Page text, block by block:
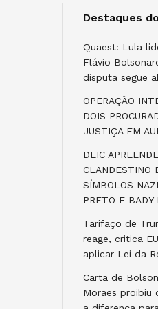
Destaques
Quaest: Lula
Flávio
disputa segue
OPERAÇÃO
DOIS
JUSTIÇA EM
DEIC
CLANDESTINO
SÍMBOLOS
PRETO E BADY
Tarifaço de
reage, critica
aplicar Lei da
Carta de
Moraes proibiu